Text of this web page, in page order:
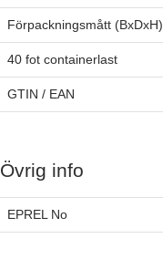
Förpackningsmått (BxDxH)
40 fot containerlast
GTIN / EAN
Övrig info
EPREL No